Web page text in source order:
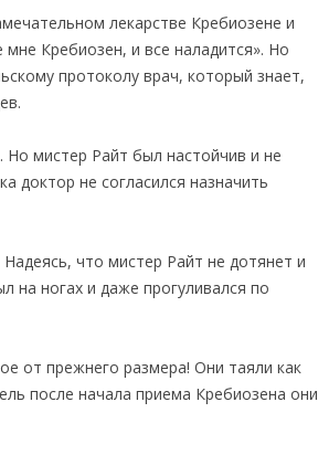
лекарстве Кребиозене и
Кребиозен, и все наладится». Но
протоколу врач, который знает,
Но мистер Райт был настойчив и не
доктор не согласился назначить
что мистер Райт не дотянет и
на ногах и даже прогуливался по
от прежнего размера! Они таяли как
после начала приема Кребиозена они